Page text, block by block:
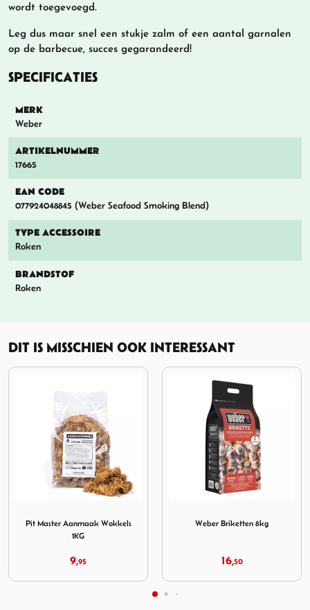
wordt toegevoegd.
Leg dus maar snel een stukje zalm of een aantal garnalen
op de barbecue, succes gegarandeerd!
SPECIFICATIES
MERK
Weber
ARTIKELNUMMER
17665
EAN CODE
077924048845 (Weber Seafood Smoking Blend)
TYPE ACCESSOIRE
Roken
BRANDSTOF
Roken
DIT IS MISSCHIEN OOK INTERESSANT
Weber Briketten 8kg
16,
LetzQ Rub Pork Pot 350gram
10,